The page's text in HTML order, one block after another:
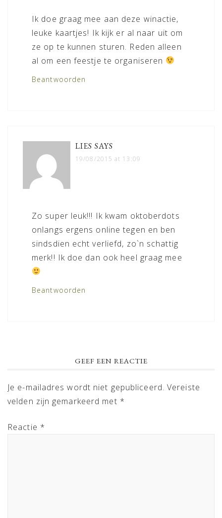
Ik doe graag mee aan deze winactie,
leuke kaartjes! Ik kijk er al naar uit om
ze op te kunnen sturen. Reden alleen
al om een feestje te organiseren
Beantwoorden
LIES SAYS
19/08/2015 at 13:09
Zo super leuk!!! Ik kwam oktoberdots
onlangs ergens online tegen en ben
sindsdien echt verliefd, zo`n schattig
merk!! Ik doe dan ook heel graag mee
Beantwoorden
GEEF EEN REACTIE
Je e-mailadres wordt niet gepubliceerd. Vereiste
velden zijn gemarkeerd met *
Reactie *